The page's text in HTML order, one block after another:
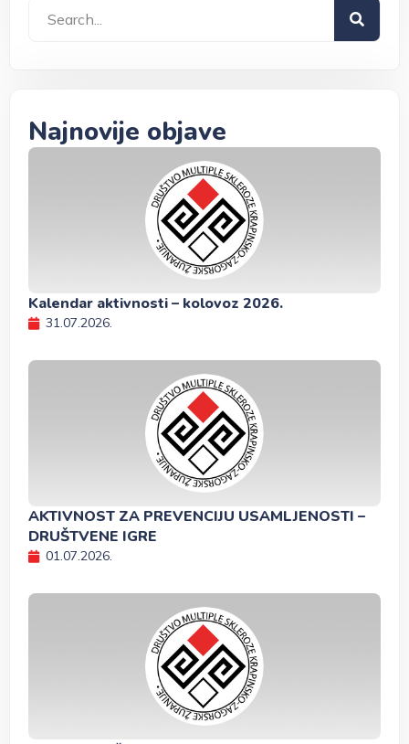
Najnovije objave
Kalendar aktivnosti – kolovoz 2026.
31.07.2026.
AKTIVNOST ZA PREVENCIJU USAMLJENOSTI –
DRUŠTVENE IGRE
01.07.2026.